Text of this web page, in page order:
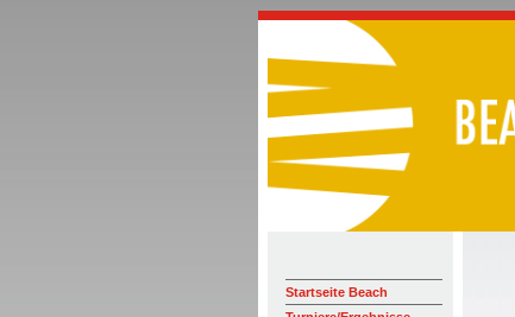
Startseite Beach